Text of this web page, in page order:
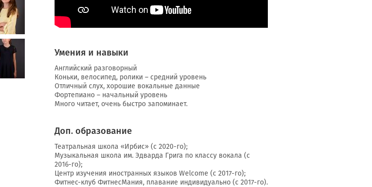
Умения и навыки
Английский разговорный
Коньки, велосипед, ролики – средний уровень
Отличный слух, хорошие вокальные данные
Фортепиано – начальный уровень
Много читает, очень быстро запоминает.
Доп. образование
Театральная школа «Ирбис» (с 2020-го);
Музыкальная школа им. Эдварда Грига по классу вокала (с
2016-го);
Центр изучения иностранных языков Welcome (с 2017-го);
Фитнес-клуб ФитнесМания, плавание индивидуально (с 2017-го).